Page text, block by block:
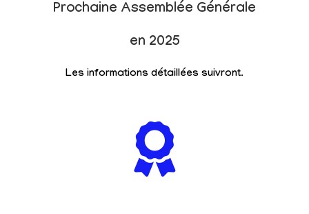
Prochaine Assemblée Générale
en 2025
Les informations détaillées suivront.